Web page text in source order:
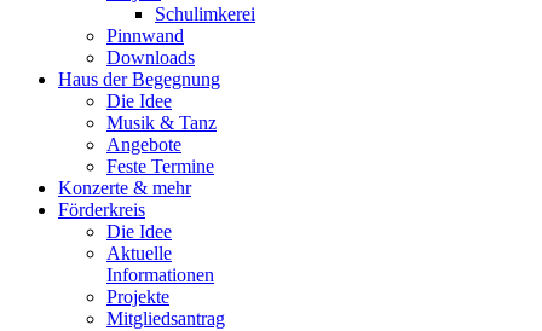
Schulimkerei
Pinnwand
Downloads
Haus der Begegnung
Die Idee
Musik & Tanz
Angebote
Feste Termine
Konzerte & mehr
Förderkreis
Die Idee
Aktuelle
Informationen
Projekte
Mitgliedsantrag